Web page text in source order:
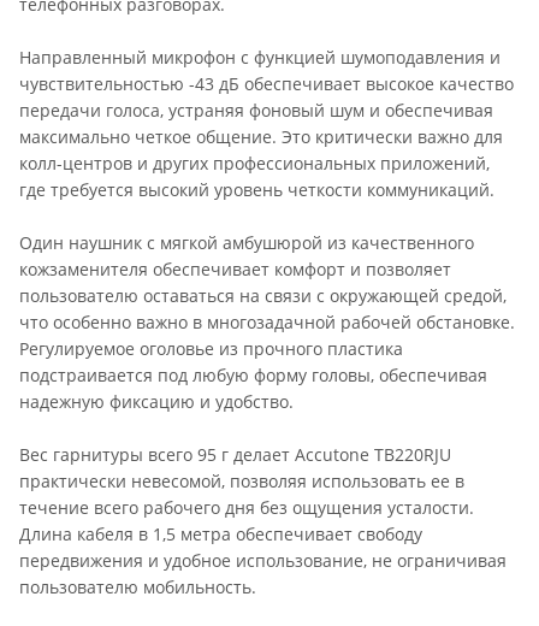
Направленный микрофон с функцией шумоподавления и
чувствительностью -43 дБ обеспечивает высокое качество
передачи голоса, устраняя фоновый шум и обеспечивая
максимально четкое общение. Это критически важно для
колл-центров и других профессиональных приложений,
где требуется высокий уровень четкости коммуникаций.
Один наушник с мягкой амбушюрой из качественного
кожзаменителя обеспечивает комфорт и позволяет
пользователю оставаться на связи с окружающей средой,
что особенно важно в многозадачной рабочей обстановке.
Регулируемое оголовье из прочного пластика
подстраивается под любую форму головы, обеспечивая
надежную фиксацию и удобство.
Вес гарнитуры всего 95 г делает Accutone TB220RJU
практически невесомой, позволяя использовать ее в
течение всего рабочего дня без ощущения усталости.
Длина кабеля в 1,5 метра обеспечивает свободу
передвижения и удобное использование, не ограничивая
пользователю мобильность.